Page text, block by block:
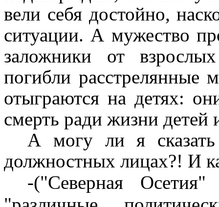
вели себя достойно,
ситуации. А мужество
заложники от
погибли расстрелянные
отыграются на детях:
смерть ради жизни
А могу ли я
должностных лицах?! И
-("Северная